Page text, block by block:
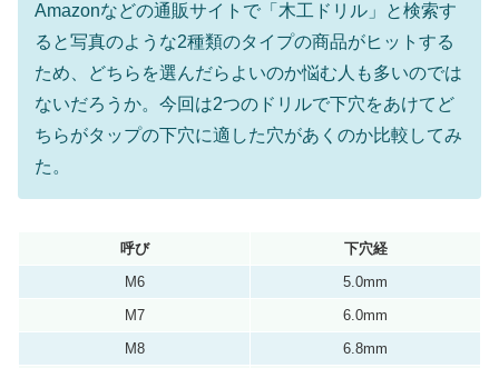
Amazonなどの通販サイトで「木工ドリル」と検索す
ると写真のような2種類のタイプの商品がヒットする
ため、どちらを選んだらよいのか悩む人も多いのでは
ないだろうか。今回は2つのドリルで下穴をあけてど
ちらがタップの下穴に適した穴があくのか比較してみ
た。
呼び
下穴経
M6
5.0mm
M7
6.0mm
M8
6.8mm